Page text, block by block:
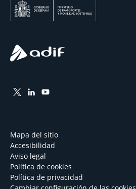
Mapa del sitio
Accesibilidad
Aviso legal
Política de cookies
Política de privacidad